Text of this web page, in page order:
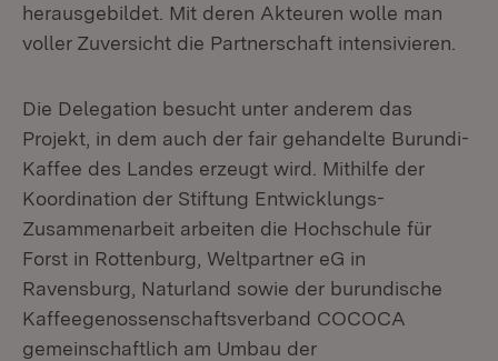
herausgebildet. Mit deren Akteuren wolle man
voller Zuversicht die Partnerschaft intensivieren.
Die Delegation besucht unter anderem das
Projekt, in dem auch der fair gehandelte Burundi-
Kaffee des Landes erzeugt wird. Mithilfe der
Koordination der Stiftung Entwicklungs-
Zusammenarbeit arbeiten die Hochschule für
Forst in Rottenburg, Weltpartner eG in
Ravensburg, Naturland sowie der burundische
Kaffeegenossenschaftsverband COCOCA
gemeinschaftlich am Umbau der